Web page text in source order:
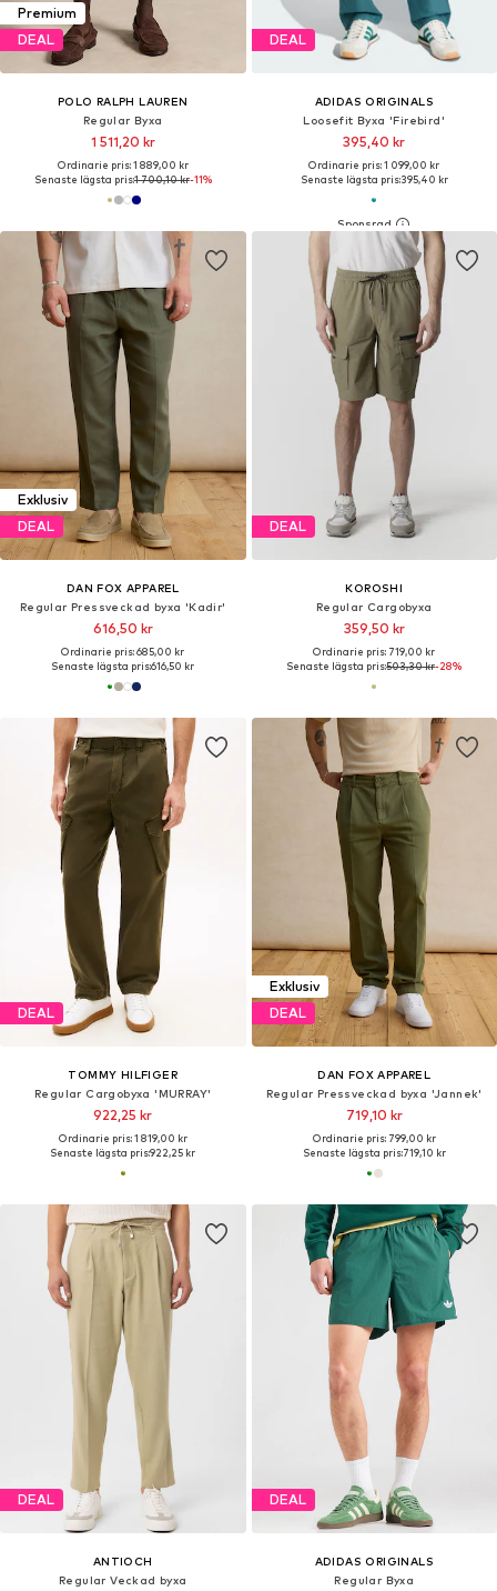
Premium
DEAL
POLO RALPH LAUREN
Regular Byxa
1 511,20 kr
Ordinarie pris: 1 889,00 kr
Senaste lägsta pris:1 700,10 kr-11%
DEAL
ADIDAS ORIGINALS
Loosefit Byxa 'Firebird'
395,40 kr
Ordinarie pris: 1 099,00 kr
Senaste lägsta pris:395,40 kr
Exklusiv
DEAL
DAN FOX APPAREL
Regular Pressveckad byxa 'Kadir'
616,50 kr
Ordinarie pris: 685,00 kr
Senaste lägsta pris:616,50 kr
DEAL
KOROSHI
Regular Cargobyxa
359,50 kr
Ordinarie pris: 719,00 kr
Senaste lägsta pris:503,30 kr-28%
DEAL
TOMMY HILFIGER
Regular Cargobyxa 'MURRAY'
922,25 kr
Ordinarie pris: 1 819,00 kr
Senaste lägsta pris:922,25 kr
Exklusiv
DEAL
DAN FOX APPAREL
Regular Pressveckad byxa 'Jannek'
719,10 kr
Ordinarie pris: 799,00 kr
Senaste lägsta pris:719,10 kr
DEAL
ANTIOCH
Regular Veckad byxa
DEAL
ADIDAS ORIGINALS
Regular Byxa